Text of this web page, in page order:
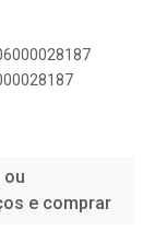
ou
e comprar